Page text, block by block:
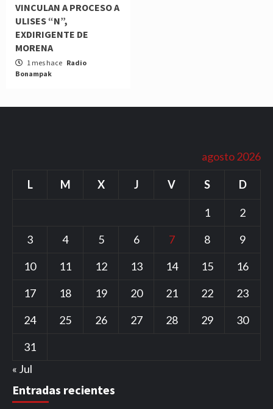
VINCULAN A PROCESO A
ULISES “N”,
EXDIRIGENTE DE
MORENA
1 mes hace Radio
Bonampak
agosto 2026
L M X J V S D
1
2
3
4 5 6 7 8
9
10
11 12 13 14 15
16
17
18 19 20 21 22
23
24
25 26 27 28 29
30
31
« Jul
Entradas recientes